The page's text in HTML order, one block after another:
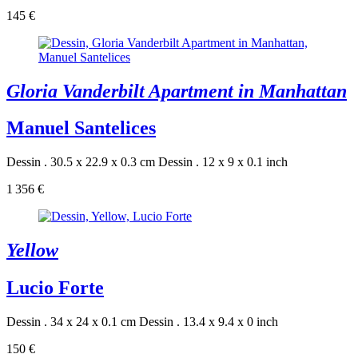
145 €
Gloria Vanderbilt Apartment in Manhattan
Manuel Santelices
Dessin . 30.5 x 22.9 x 0.3 cm Dessin . 12 x 9 x 0.1 inch
1 356 €
Yellow
Lucio Forte
Dessin . 34 x 24 x 0.1 cm Dessin . 13.4 x 9.4 x 0 inch
150 €